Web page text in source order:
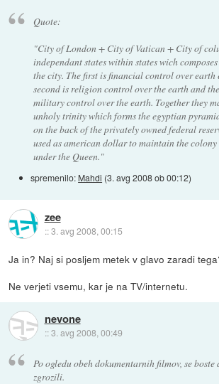
Quote:
"City of London + City of Vatican + City of
independant states within states wich
the city. The first is financial control over earth
second is religion control over the earth and
military control over the earth. Together they
unholy trinity which forms the egyptian
on the back of the privately owned federal
used as american dollar to maintain the
under the Queen."
spremenilo: Mahdi (3. avg 2008 ob 00:12)
zee
::3. avg 2008, 00:15
Ja in? Naj si posljem metek v glavo zaradi
Ne verjeti vsemu, kar je na TV/internetu.
nevone
::3. avg 2008, 00:49
Po ogledu obeh dokumentarnih filmov, se boste
zgrozili.